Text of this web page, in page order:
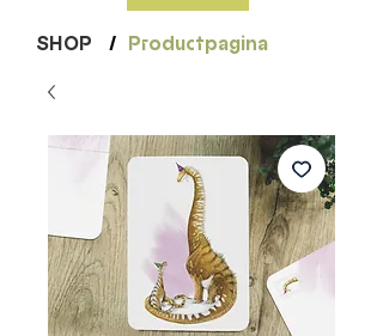
SHOP / Productpagina